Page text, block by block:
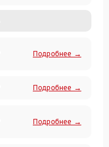
Подробнее →
Подробнее →
Подробнее →